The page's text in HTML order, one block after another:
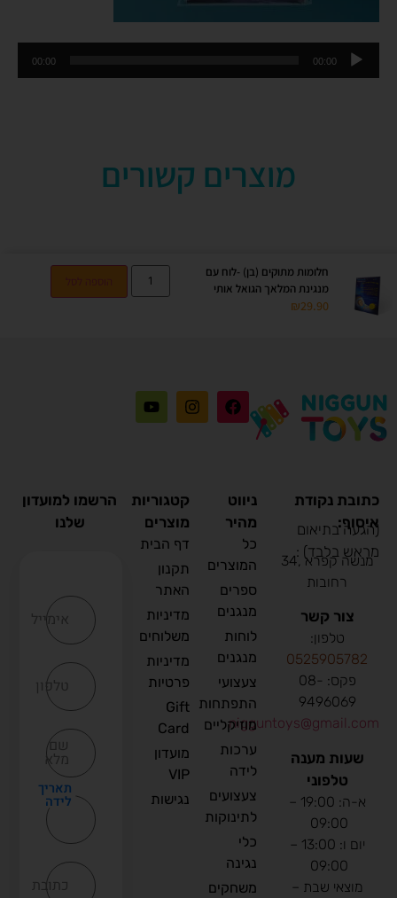
אודיו
00:00
00:00
מוצרים קשורים
חלומות מתוקים (בן) -לוח עם
מנגינת המלאך הגואל אותי
₪29.90
כתובת נקודת
איסוף:
(הגעה בתיאום
מראש בלבד) :
מנשה קפרא ,34
רחובות
צור קשר
טלפון:
0525905782
פקס: 08-
9496069
nigguntoys@gmail.com
שעות מענה
טלפוני
א-ה: 19:00 –
09:00
יום ו: 13:00 –
09:00
מוצאי שבת –
ניווט
מהיר
כל
המוצרים
ספרים
מנגנים
לוחות
מנגנים
צעצועי
התפתחות
מוזיקליים
ערכות
לידה
צעצועים
לתינוקות
כלי
נגינה
משחקים
קטגוריות
מוצרים
דף הבית
תקנון
האתר
מדיניות
משלוחים
מדיניות
פרטיות
Gift
Card
מועדון
VIP
נגישות
הרשמו למועדון
שלנו
אימייל
טלפון
שם
מלא
תאריך
לידה
כתובת